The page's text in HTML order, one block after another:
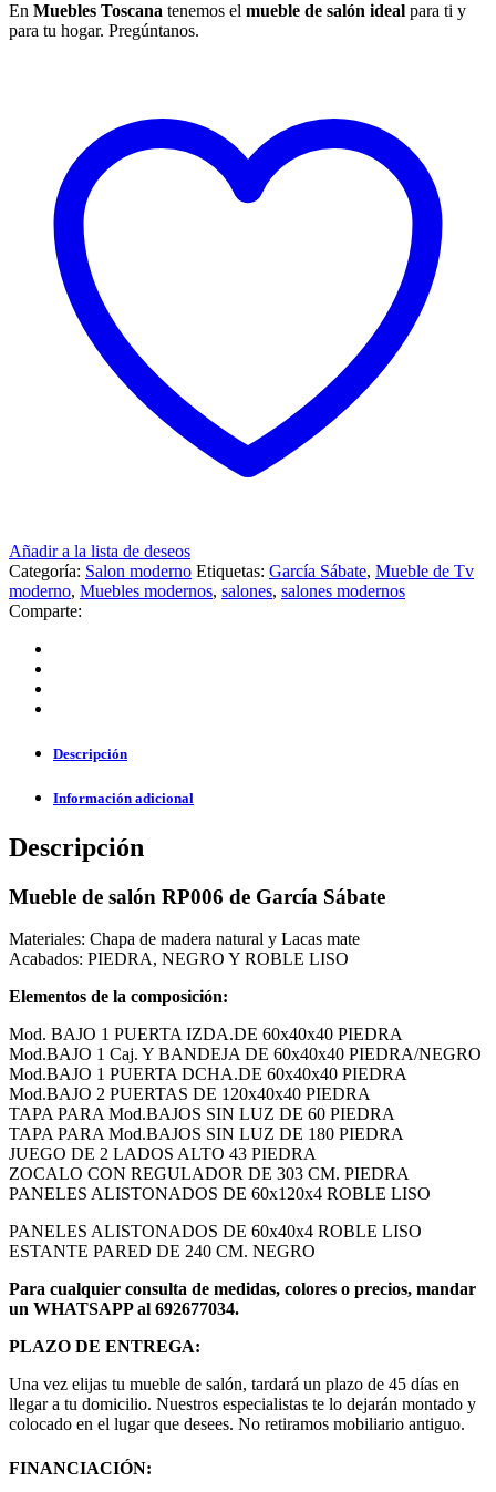
En Muebles Toscana tenemos el mueble de salón ideal para ti y
para tu hogar. Pregúntanos.
Añadir a la lista de deseos
Categoría: Salon moderno Etiquetas: García Sábate, Mueble de Tv
moderno, Muebles modernos, salones, salones modernos
Comparte:
Descripción
Información adicional
Descripción
Mueble de salón RP006 de García Sábate
Materiales: Chapa de madera natural y Lacas mate
Acabados: PIEDRA, NEGRO Y ROBLE LISO
Elementos de la composición:
Mod. BAJO 1 PUERTA IZDA.DE 60x40x40 PIEDRA
Mod.BAJO 1 Caj. Y BANDEJA DE 60x40x40 PIEDRA/NEGRO
Mod.BAJO 1 PUERTA DCHA.DE 60x40x40 PIEDRA
Mod.BAJO 2 PUERTAS DE 120x40x40 PIEDRA
TAPA PARA Mod.BAJOS SIN LUZ DE 60 PIEDRA
TAPA PARA Mod.BAJOS SIN LUZ DE 180 PIEDRA
JUEGO DE 2 LADOS ALTO 43 PIEDRA
ZOCALO CON REGULADOR DE 303 CM. PIEDRA
PANELES ALISTONADOS DE 60x120x4 ROBLE LISO
PANELES ALISTONADOS DE 60x40x4 ROBLE LISO
ESTANTE PARED DE 240 CM. NEGRO
Para cualquier consulta de medidas, colores o precios, mandar
un WHATSAPP al 692677034.
PLAZO DE ENTREGA:
Una vez elijas tu mueble de salón, tardará un plazo de 45 días en
llegar a tu domicilio. Nuestros especialistas te lo dejarán montado y
colocado en el lugar que desees. No retiramos mobiliario antiguo.
FINANCIACIÓN: